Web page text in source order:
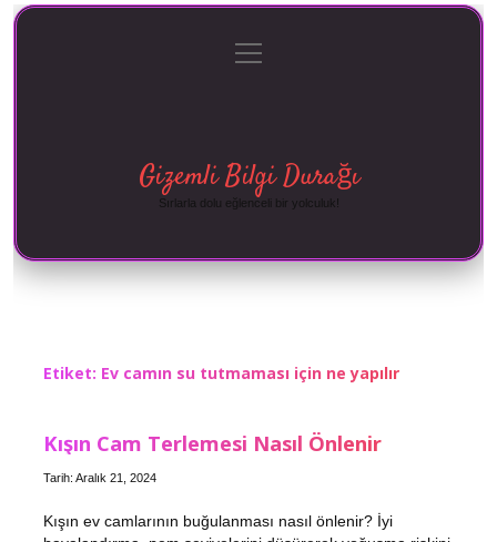
Gizlilik Politikası
menüyü
aç
Gizemli Bilgi Durağı
Sırlarla dolu eğlenceli bir yolculuk!
Etiket: Ev camın su tutmaması için ne yapılır
Kışın Cam Terlemesi Nasıl Önlenir
Tarih: Aralık 21, 2024
Kışın ev camlarının buğulanması nasıl önlenir? İyi